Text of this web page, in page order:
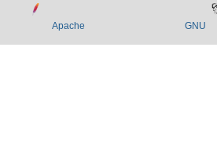
Apache GNU